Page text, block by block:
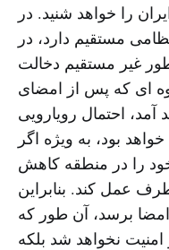
را خواهد شنید. در
مستقیم دارد، در
غیر مستقیم دخالت
ای که پس از امضای
احتمال رویارویی
بود، به ویژه اگر
را در منطقه کاهش
عمل کند. بنابراین
برسد، آن طور که
نخواهد شد بلکه